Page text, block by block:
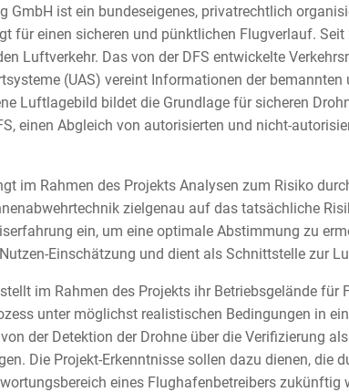
GmbH ist ein bundeseigenes, privatrechtlich
für einen sicheren und pünktlichen Flugverlauf. Seit
Luftverkehr. Das von der DFS entwickelte
(UAS) vereint Informationen der bemannten
Luftlagebild bildet die Grundlage für sicheren
einen Abgleich von autorisierten und nicht-
im Rahmen des Projekts Analysen zum Risiko
zielgenau auf das tatsächliche
ein, um eine optimale Abstimmung zu
Einschätzung und dient als Schnittstelle zur
im Rahmen des Projekts ihr Betriebsgelände für
unter möglichst realistischen Bedingungen in
der Detektion der Drohne über die Verifizierung
Die Projekt-Erkenntnisse sollen dazu dienen, die
eines Flughafenbetreibers zukünftig